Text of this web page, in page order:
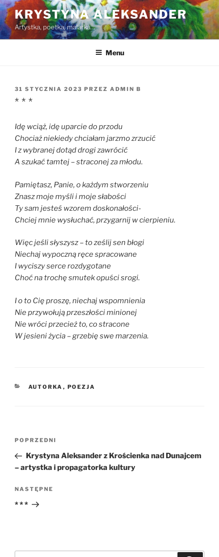
Przejdź
do
treści
KRYSTYNA ALEKSANDER
Artystka, poetka, malarka…
Menu
OPUBLIKOWANE
W
31 STYCZNIA 2023 PRZEZ ADMIN B
* * *
Idę wciąż, idę uparcie do przodu
Chociaż niekiedy chciałam jarzmo zrzucić
I z wybranej dotąd drogi zawrócić
A szukać tamtej – straconej za młodu.
Pamiętasz, Panie, o każdym stworzeniu
Znasz moje myśli i moje słabości
Ty sam jesteś wzorem doskonałości-
Chciej mnie wysłuchać, przygarnij w cierpieniu.
Więc jeśli słyszysz – to ześlij sen błogi
Niechaj wypoczną ręce spracowane
I wyciszy serce rozdygotane
Choć na trochę smutek opuści srogi.
I o to Cię proszę, niechaj wspomnienia
Nie przywołują przeszłości minionej
Nie wróci przecież to, co stracone
W jesieni życia – grzebię swe marzenia.
KATEGORIE
AUTORKA , POEZJA
Nawigacja
Poprzedni
wpis
POPRZEDNI
Krystyna Aleksander z Krościenka nad Dunajcem
– artystka i propagatorka kultury
Następny
wpis
NASTĘPNE
* * *